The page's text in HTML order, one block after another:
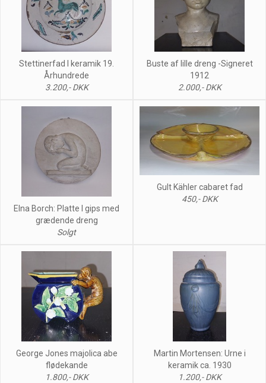
Stettinerfad I keramik 19.
Århundrede
3.200,- DKK
Buste af lille dreng -Signeret
1912
2.000,- DKK
Elna Borch: Platte I gips med
grædende dreng
Solgt
Gult Kähler cabaret fad
450,- DKK
George Jones majolica abe
flødekande
1.800,- DKK
Martin Mortensen: Urne i
keramik ca. 1930
1.200,- DKK